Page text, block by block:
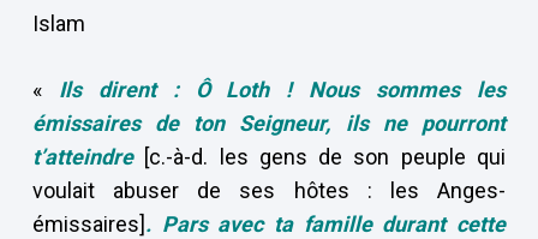
Islam
« Ils dirent : Ô Loth ! Nous sommes les
émissaires de ton Seigneur, ils ne pourront
t’atteindre [c.-à-d. les gens de son peuple qui
voulait abuser de ses hôtes : les Anges-
émissaires]. Pars avec ta famille durant cette